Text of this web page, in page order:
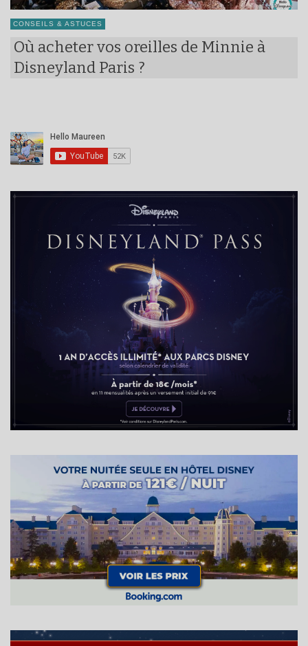
CONSEILS & ASTUCES
Où acheter vos oreilles de Minnie à
Disneyland Paris ?